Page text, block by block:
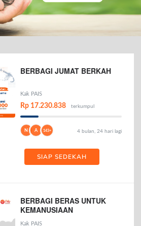
BERBAGI JUMAT BERKAH
Kak PAIS
Rp 17.230.838 terkumpul
N A 143+ 4 bulan, 24 hari lagi
SIAP SEDEKAH
BERBAGI BERAS UNTUK
KEMANUSIAAN
Kak PAIS